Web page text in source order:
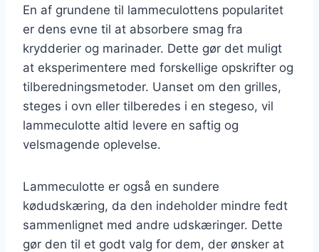
En af grundene til lammeculottens popularitet
er dens evne til at absorbere smag fra
krydderier og marinader. Dette gør det muligt
at eksperimentere med forskellige opskrifter og
tilberedningsmetoder. Uanset om den grilles,
steges i ovn eller tilberedes i en stegeso, vil
lammeculotte altid levere en saftig og
velsmagende oplevelse.
Lammeculotte er også en sundere
kødudskæring, da den indeholder mindre fedt
sammenlignet med andre udskæringer. Dette
gør den til et godt valg for dem, der ønsker at